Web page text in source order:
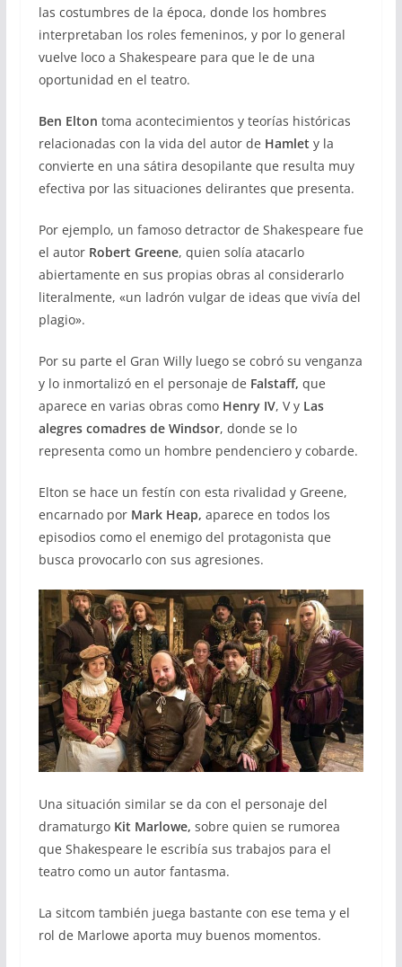
las costumbres de la época, donde los hombres
interpretaban los roles femeninos, y por lo general
vuelve loco a Shakespeare para que le de una
oportunidad en el teatro.
Ben Elton toma acontecimientos y teorías históricas
relacionadas con la vida del autor de Hamlet y la
convierte en una sátira desopilante que resulta muy
efectiva por las situaciones delirantes que presenta.
Por ejemplo, un famoso detractor de Shakespeare fue
el autorRobert Greene, quien solía atacarlo
abiertamente en sus propias obras al considerarlo
literalmente, «un ladrón vulgar de ideas que vivía del
plagio».
Por su parte el Gran Willy luego se cobró su venganza
y lo inmortalizó en el personaje de Falstaff, que
aparece en varias obras como Henry IV, V y Las
alegres comadres de Windsor, donde se lo
representa como un hombre pendenciero y cobarde.
Elton se hace un festín con esta rivalidad y Greene,
encarnado por Mark Heap, aparece en todos los
episodios como el enemigo del protagonista que
busca provocarlo con sus agresiones.
Una situación similar se da con el personaje del
dramaturgo Kit Marlowe, sobre quien se rumorea
que Shakespeare le escribía sus trabajos para el
teatro como un autor fantasma.
La sitcom también juega bastante con ese tema y el
rol de Marlowe aporta muy buenos momentos.